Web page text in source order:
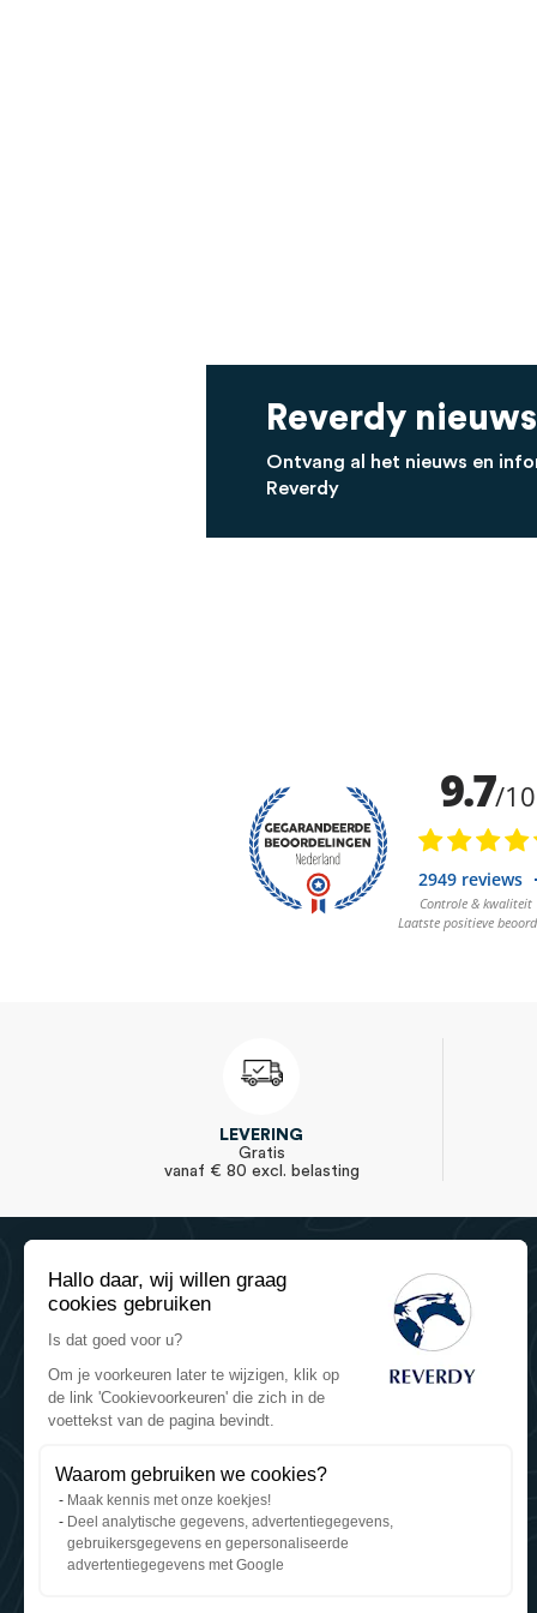
Hallo daar, wij willen graag
cookies gebruiken
Is dat goed voor u?
Om je voorkeuren later te wijzigen, klik op
de link 'Cookievoorkeuren' die zich in de
voettekst van de pagina bevindt.
Waarom gebruiken we cookies?
Maak kennis met onze koekjes!
Deel analytische gegevens, advertentiegegevens,
gebruikersgegevens en gepersonaliseerde
advertentiegegevens met Google
Reverdy nieuws
Ontvang al het nieuws en
Reverdy
LEVERING
Gratis
vanaf € 80 excl. belasting
Reverdy Equine Nutrition
784 route de la Fieffe Mariette
50520 Juvigny les Vallées (France)
+33 2 33 91 35 60
WhatsApp